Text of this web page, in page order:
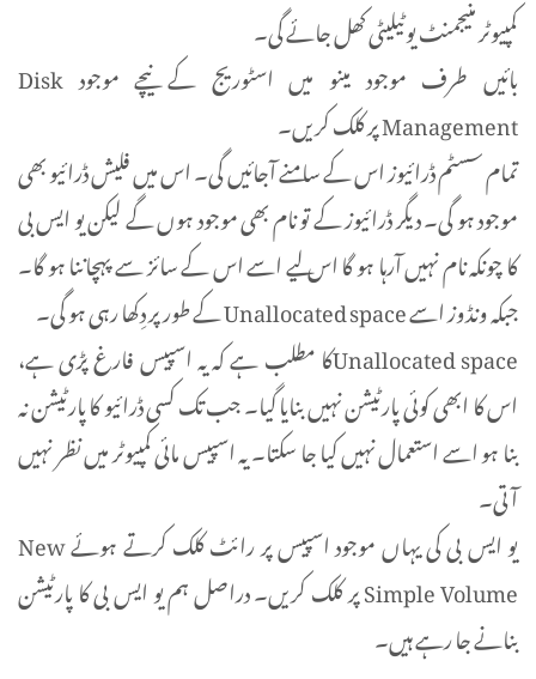
کمپیوٹر منیجمنٹ یوٹیلیٹی کھل جائے گی۔
بائیں طرف موجود مینو میں اسٹوریج کے نیچے موجود Disk
Management پر کلک کریں۔
تمام سسٹم ڈرائیوز اس کے سامنے آجائیں گی۔ اس میں فلیش ڈرائیو بھی
موجود ہو گی۔ دیگر ڈرائیوز کے تو نام بھی موجود ہوں گے لیکن یو ایس بی
کا چونکہ نام نہیں آرہا ہو گا اس لیے اسے اس کے سائز سے پہچاننا ہو گا۔
جبکہ ونڈوز اسے Unallocated space کے طور پر دِکھا رہی ہو گی۔
Unallocated spaceکا مطلب ہے کہ یہ اسپیس فارغ پڑی ہے،
اس کا ابھی کوئی پارٹیشن نہیں بنایا گیا۔ جب تک کسی ڈرائیو کا پارٹیشن نہ
بنا ہو اسے استعمال نہیں کیا جا سکتا۔ یہ اسپیس مائی کمپیوٹر میں نظر نہیں
آتی۔
یو ایس بی کی یہاں موجود اسپیس پر رائٹ کلک کرتے ہوئے New
Simple Volume پر کلک کریں۔ دراصل ہم یو ایس بی کا پارٹیشن
بنانے جا رہے ہیں۔